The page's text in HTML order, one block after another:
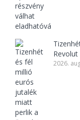
2026.